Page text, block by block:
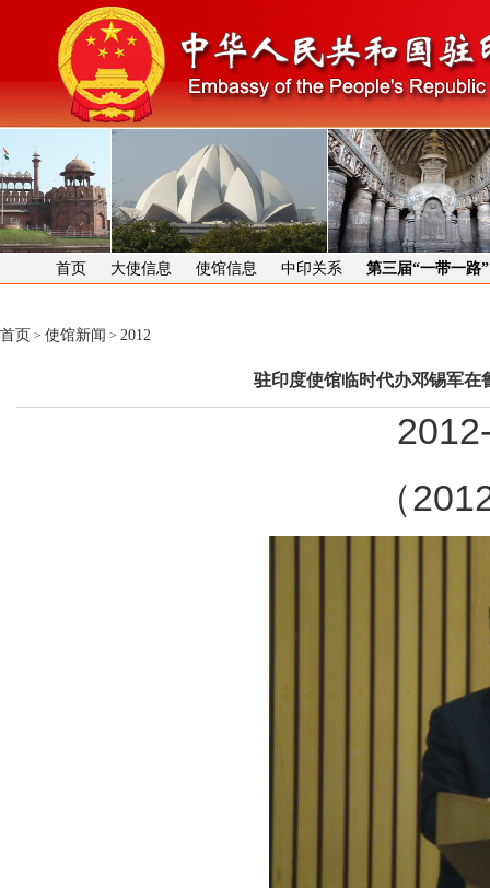
首页 大使信息 使馆信息 中印关系 第三届“一带一路
首页 > 使馆新闻 > 2012
驻印度使馆临时代办邓锡军在
（